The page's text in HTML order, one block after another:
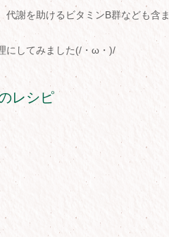
謝を助けるビタミンB群なども含ま
にしてみました(/・ω・)/
レシピ